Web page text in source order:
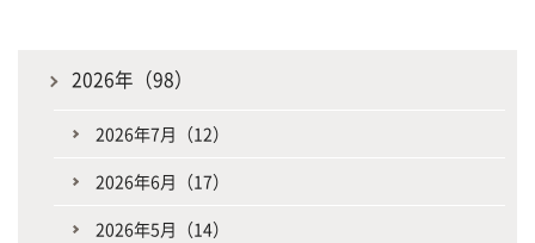
2026年（98）
2026年7月（12）
2026年6月（17）
2026年5月（14）